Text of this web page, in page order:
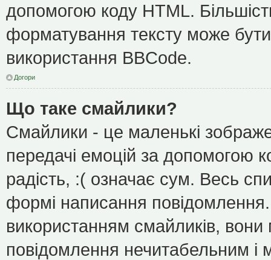
допомогою коду HTML.
форматування тексту може
використання BBCode.
Догори
Що таке смайлики?
Смайлики - це маленькі
передачі емоцій за допомогою
радість, :( означає сум. Весь
формі написання
використанням смайликів,
повідомлення нечитабельним